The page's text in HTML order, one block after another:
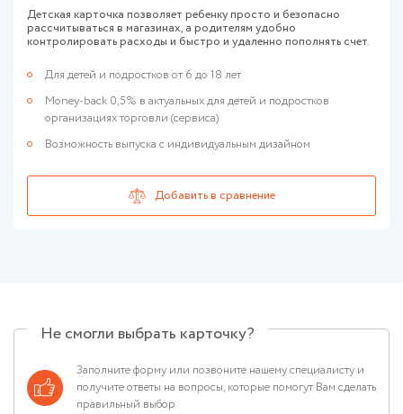
Детская карточка позволяет ребенку просто и безопасно
рассчитываться в магазинах, а родителям удобно
контролировать расходы и быстро и удаленно пополнять счет.
Для детей и подростков от 6 до 18 лет
Money-back 0,5% в актуальных для детей и подростков
организациях торговли (сервиса)
Возможность выпуска с индивидуальным дизайном
Не смогли выбрать карточку?
Заполните форму или позвоните нашему специалисту и
получите ответы на вопросы, которые помогут Вам сделать
правильный выбор